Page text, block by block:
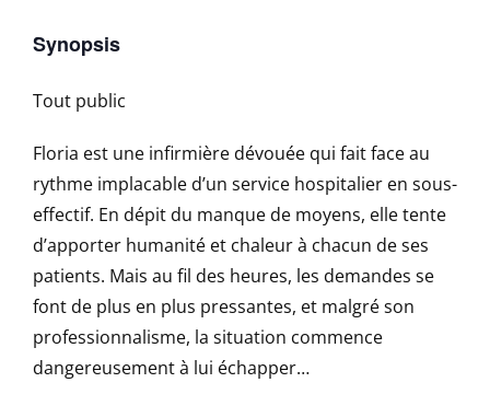
Synopsis
Tout public
Floria est une infirmière dévouée qui fait face au
rythme implacable d’un service hospitalier en sous-
effectif. En dépit du manque de moyens, elle tente
d’apporter humanité et chaleur à chacun de ses
patients. Mais au fil des heures, les demandes se
font de plus en plus pressantes, et malgré son
professionnalisme, la situation commence
dangereusement à lui échapper…